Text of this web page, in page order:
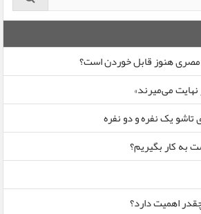
می‌میرند»
تاشو یک نفره و دو نفره
به کار بگیریم؟
اهمیت دارد؟